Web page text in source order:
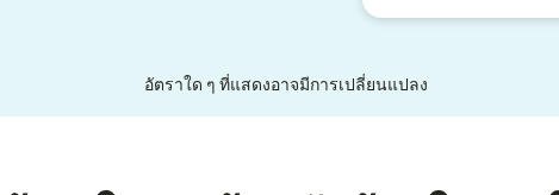
อัตราใด ๆ ที่แสดงอาจมีการเปลี่ยนแปลง